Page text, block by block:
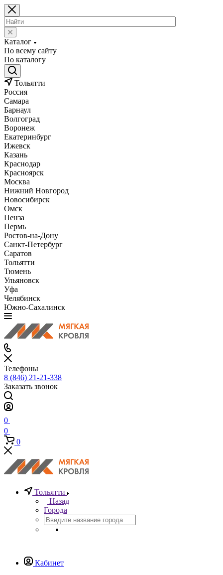
Каталог
По всему сайту
По каталогу
Тольятти
Россия
Самара
Барнаул
Волгоград
Воронеж
Екатеринбург
Ижевск
Казань
Краснодар
Красноярск
Москва
Нижний Новгород
Новосибирск
Омск
Пенза
Пермь
Ростов-на-Дону
Санкт-Петербург
Саратов
Тольятти
Тюмень
Ульяновск
Уфа
Челябинск
Южно-Сахалинск
Телефоны
8 (846) 21-21-338
Заказать звонок
0
0
0
Тольятти
Назад
Города
Кабинет